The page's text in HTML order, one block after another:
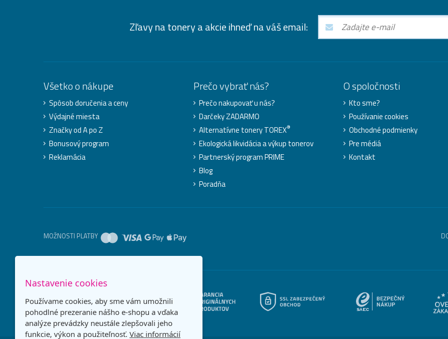
Zľavy na tonery a akcie ihneď na váš email:
Všetko o nákupe
Spôsob doručenia a ceny
Výdajné miesta
Značky od A po Z
Bonusový program
Reklamácia
Prečo vybrať nás?
Prečo nakupovať u nás?
Darčeky ZADARMO
Alternatívne tonery TOREX®
Ekologická likvidácia a výkup tonerov
Partnerský program PRIME
Blog
Poradňa
O spoločnosti
Kto sme?
Používanie cookies
Obchodné podmienky
Pre médiá
Kontakt
MOŽNOSTI PLATBY
Nastavenie cookies
Používame cookies, aby sme vám umožnili
pohodlné prezeranie nášho e-shopu a vďaka
analýze prevádzky neustále zlepšovali jeho
funkcie, výkon a použiteľnosť. Viac informácií